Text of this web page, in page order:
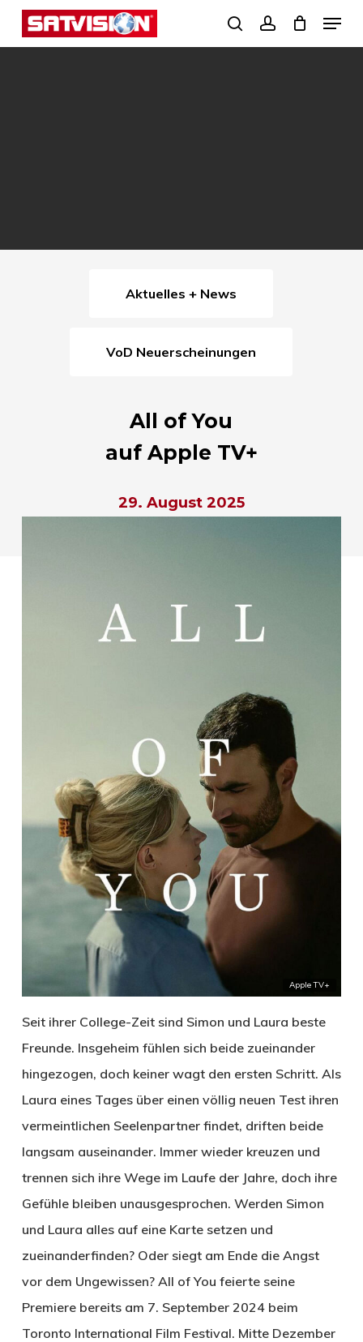
Skip
search
Menu
Aktuelles + News
VoD Neuerscheinungen
All of You
auf Apple TV+
29. August 2025
Apple TV+
Seit ihrer College-Zeit sind Simon und Laura beste
Freunde. Insgeheim fühlen sich beide zueinander
hingezogen, doch keiner wagt den ersten Schritt. Als
Laura eines Tages über einen völlig neuen Test ihren
vermeintlichen Seelenpartner findet, driften beide
langsam auseinander. Immer wieder kreuzen und
trennen sich ihre Wege im Laufe der Jahre, doch ihre
Gefühle bleiben unausgesprochen. Werden Simon
und Laura alles auf eine Karte setzen und
zueinanderfinden? Oder siegt am Ende die Angst
vor dem Ungewissen? All of You feierte seine
Premiere bereits am 7. September 2024 beim
Toronto International Film Festival. Mitte Dezember